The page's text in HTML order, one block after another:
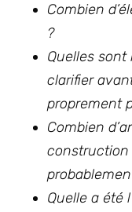
Combien
?
Quelles
clarifier
proprement
Combien
construction
Quelle a été